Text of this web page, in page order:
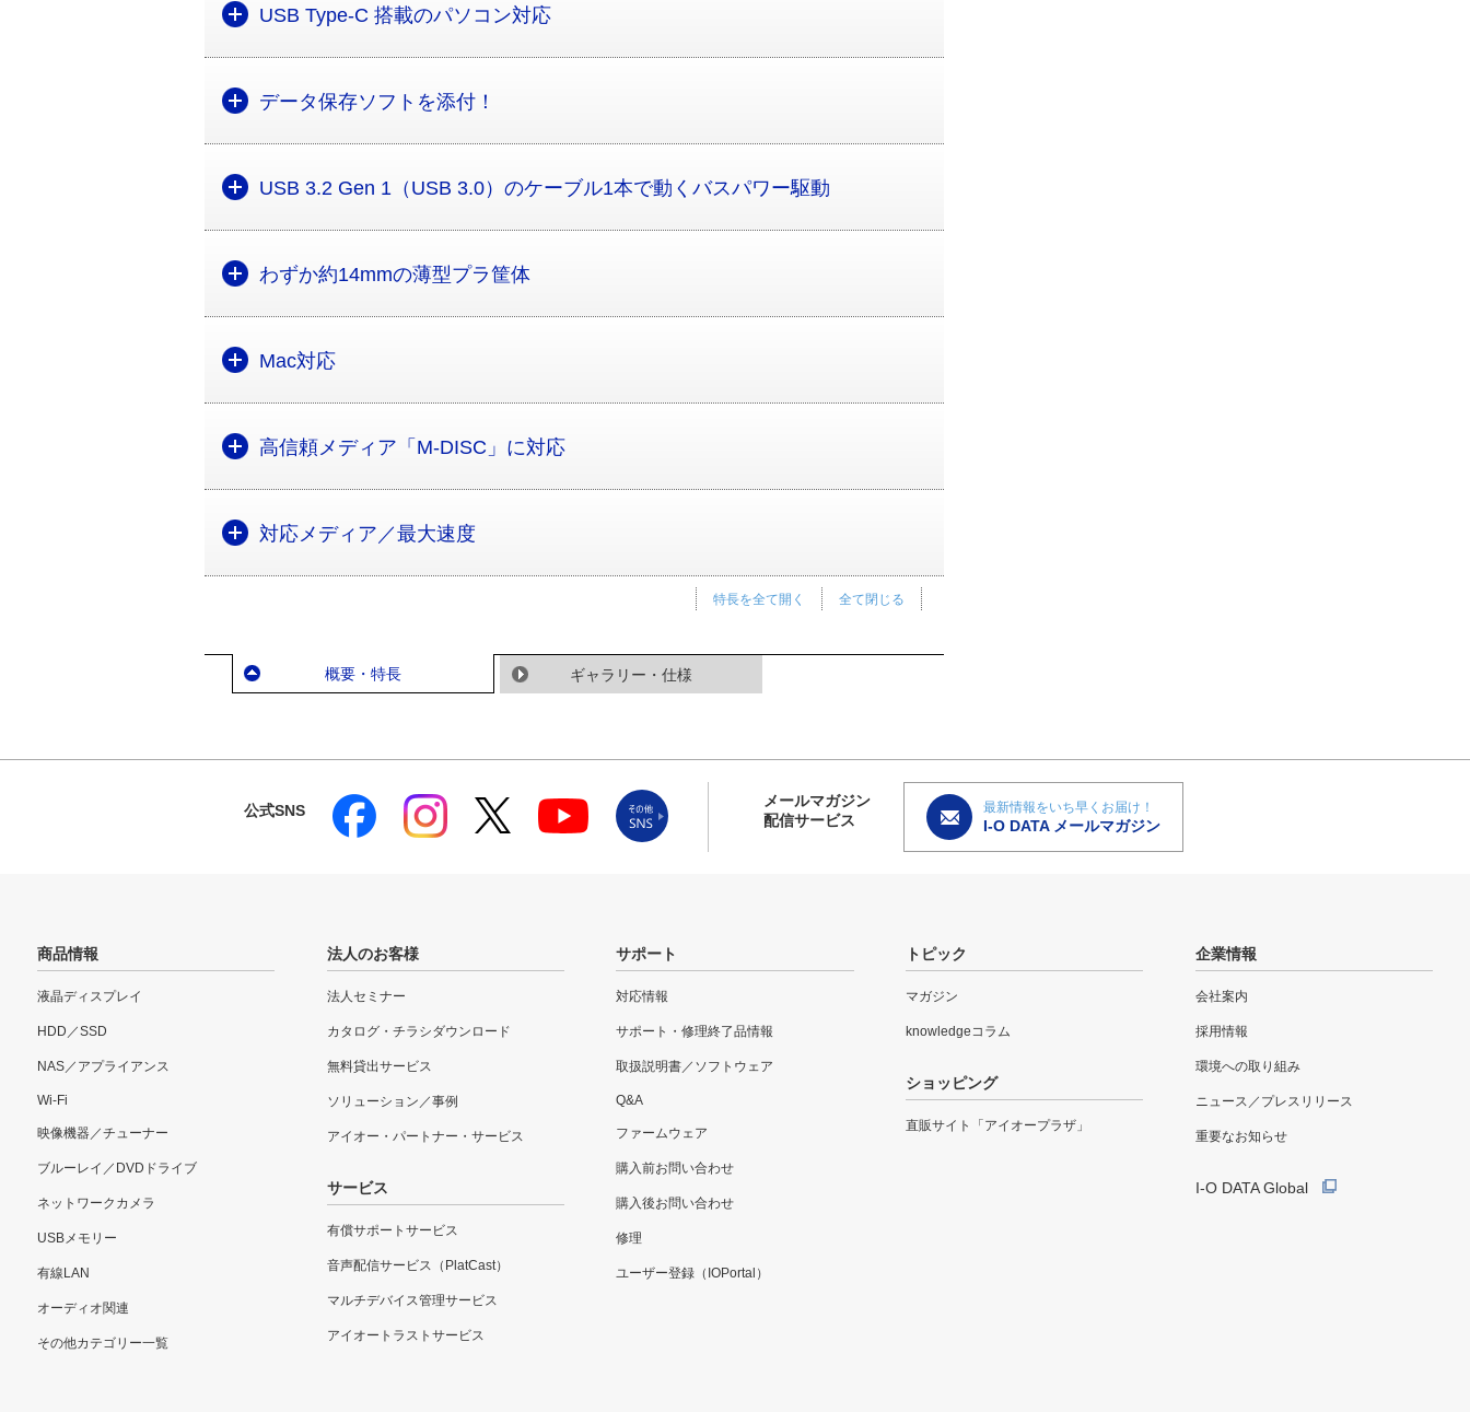
USB Type-C 搭載のパソコン対応
データ保存ソフトを添付！
USB 3.2 Gen 1（USB 3.0）のケーブル1本で動くバスパワー駆動
わずか約14mmの薄型プラ筐体
Mac対応
高信頼メディア「M-DISC」に対応
対応メディア／最大速度
全て閉じる
特長を全て開く
概要・特長 ギャラリー・仕様
公式SNS
メールマガジン
配信サービス
最新情報をいち早くお届け！
I-O DATA メールマガジン
商品情報
液晶ディスプレイ
HDD／SSD
NAS／アプライアンス
Wi-Fi
映像機器／チューナー
ブルーレイ／DVDドライブ
ネットワークカメラ
USBメモリー
有線LAN
オーディオ関連
その他カテゴリー一覧
法人のお客様
法人セミナー
カタログ・チラシダウンロード
無料貸出サービス
ソリューション／事例
アイオー・パートナー・サービス
サービス
有償サポートサービス
音声配信サービス（PlatCast）
マルチデバイス管理サービス
アイオートラストサービス
サポート
対応情報
サポート・修理終了品情報
取扱説明書／ソフトウェア
Q&A
ファームウェア
購入前お問い合わせ
購入後お問い合わせ
修理
ユーザー登録（IOPortal）
トピック
マガジン
knowledgeコラム
ショッピング
直販サイト「アイオープラザ」
企業情報
会社案内
採用情報
環境への取り組み
ニュース／プレスリリース
重要なお知らせ
I-O DATA Global